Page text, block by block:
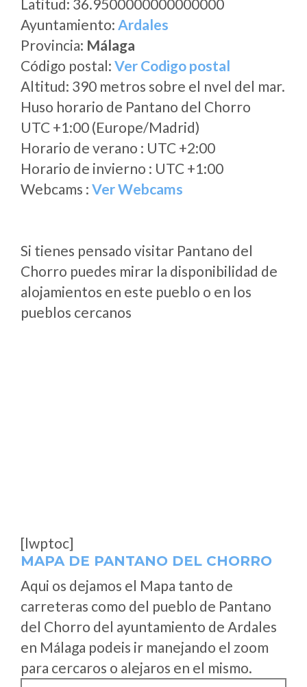
Latitud: 36.9500000000000000
Ayuntamiento: Ardales
Provincia: Málaga
Código postal: Ver Codigo postal
Altitud: 390 metros sobre el nvel del mar.
Huso horario de Pantano del Chorro
UTC +1:00 (Europe/Madrid)
Horario de verano : UTC +2:00
Horario de invierno : UTC +1:00
Webcams : Ver Webcams
Si tienes pensado visitar Pantano del
Chorro puedes mirar la disponibilidad de
alojamientos en este pueblo o en los
pueblos cercanos
[lwptoc]
MAPA DE PANTANO DEL CHORRO
Aqui os dejamos el Mapa tanto de
carreteras como del pueblo de Pantano
del Chorro del ayuntamiento de Ardales
en Málaga podeis ir manejando el zoom
para cercaros o alejaros en el mismo.